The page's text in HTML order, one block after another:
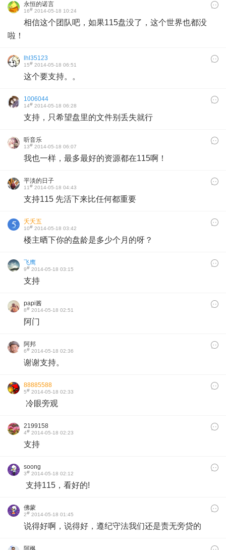
永恒的诺言
16# 2014-05-18 10:24
相信这个团队吧，如果115盘没了，这个世界也都没
啦！
lhl35123
15# 2014-05-18 06:51
这个要支持。。
1006044
14# 2014-05-18 06:28
支持，只希望盘里的文件别丢失就行
听音乐
13# 2014-05-18 06:07
我也一样，最多最好的资源都在115啊！
平淡的日子
11# 2014-05-18 04:43
支持115 先活下来比任何都重要
夭夭五
10# 2014-05-18 03:42
楼主晒下你的盘龄是多少个月的呀？
飞鹰
9# 2014-05-18 03:15
支持
papi酱
8# 2014-05-18 02:51
阿门
阿邦
6# 2014-05-18 02:36
谢谢支持。
88885588
5# 2014-05-18 02:33
​ 冷眼旁观
2199158
4# 2014-05-18 02:23
支持
soong
3# 2014-05-18 02:12
支持115，看好的!
佛蒙
2# 2014-05-18 01:45
说得好啊，说得好，遵纪守法我们还是责无旁贷的
阿枫